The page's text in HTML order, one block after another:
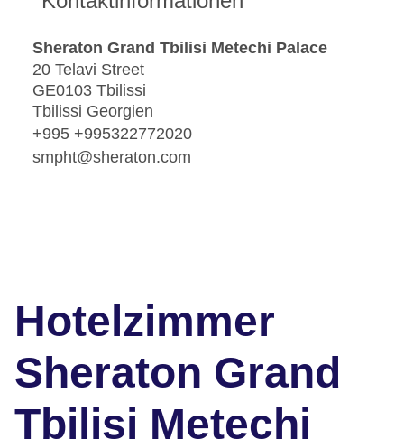
Sheraton Grand Tbilisi Metechi Palace
20 Telavi Street
GE0103 Tbilissi
Tbilissi Georgien
+995 +995322772020
smpht@sheraton.com
Hotelzimmer
Sheraton Grand
Tbilisi Metechi